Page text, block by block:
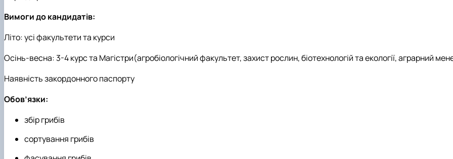
Вимоги до кандидатів:
Літо: усі факультети та курси
Осінь-весна: 3-4 курс та Магістри(агробіологічний факультет, захист рослин, біотехнологій та екології, аграрний
Наявність закордонного паспорту
Обов’язки:
збір грибів
сортування грибів